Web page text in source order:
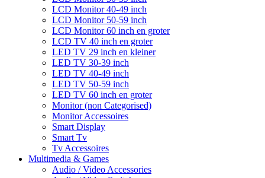
LCD Monitor 40-49 inch
LCD Monitor 50-59 inch
LCD Monitor 60 inch en groter
LCD TV 40 inch en groter
LED TV 29 inch en kleiner
LED TV 30-39 inch
LED TV 40-49 inch
LED TV 50-59 inch
LED TV 60 inch en groter
Monitor (non Categorised)
Monitor Accessoires
Smart Display
Smart Tv
Tv Accessoires
Multimedia & Games
Audio / Video Accessories